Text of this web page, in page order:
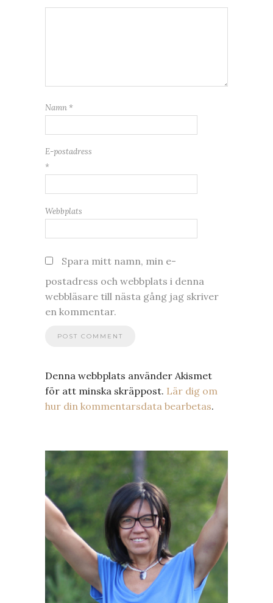
Namn *
E-postadress
*
Webbplats
Spara mitt namn, min e-
postadress och webbplats i denna
webbläsare till nästa gång jag skriver
en kommentar.
Denna webbplats använder Akismet
för att minska skräppost. Lär dig om
hur din kommentarsdata bearbetas.